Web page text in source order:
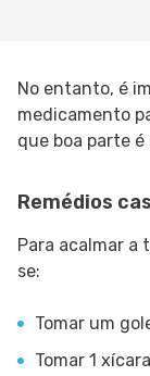
No entanto, é
medicamento
que boa parte
Remédios
Para acalmar
se:
Tomar um
Tomar 1